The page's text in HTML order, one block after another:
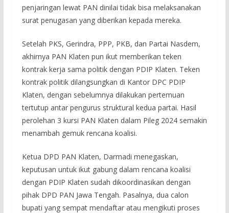
penjaringan lewat PAN dinilai tidak bisa melaksanakan
surat penugasan yang diberikan kepada mereka.
Setelah PKS, Gerindra, PPP, PKB, dan Partai Nasdem,
akhirnya PAN Klaten pun ikut memberikan teken
kontrak kerja sama politik dengan PDIP Klaten. Teken
kontrak politik dilangsungkan di Kantor DPC PDIP
Klaten, dengan sebelumnya dilakukan pertemuan
tertutup antar pengurus struktural kedua partai. Hasil
perolehan 3 kursi PAN Klaten dalam Pileg 2024 semakin
menambah gemuk rencana koalisi.
Ketua DPD PAN Klaten, Darmadi menegaskan,
keputusan untuk ikut gabung dalam rencana koalisi
dengan PDIP Klaten sudah dikoordinasikan dengan
pihak DPD PAN Jawa Tengah. Pasalnya, dua calon
bupati yang sempat mendaftar atau mengikuti proses